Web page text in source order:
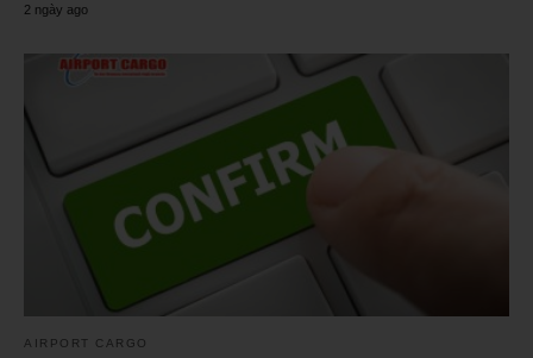
2 ngày ago
AIRPORT CARGO